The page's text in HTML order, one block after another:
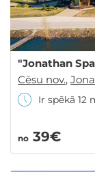
"Jonathan
Cēsu nov.,
Ir spēkā 12
no 39€